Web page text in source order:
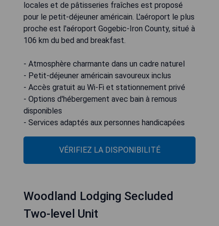
locales et de pâtisseries fraîches est proposé
pour le petit-déjeuner américain. L'aéroport le plus
proche est l'aéroport Gogebic-Iron County, situé à
106 km du bed and breakfast.
- Atmosphère charmante dans un cadre naturel
- Petit-déjeuner américain savoureux inclus
- Accès gratuit au Wi-Fi et stationnement privé
- Options d'hébergement avec bain à remous
disponibles
- Services adaptés aux personnes handicapées
VÉRIFIEZ LA DISPONIBILITÉ
Woodland Lodging Secluded
Two-level Unit